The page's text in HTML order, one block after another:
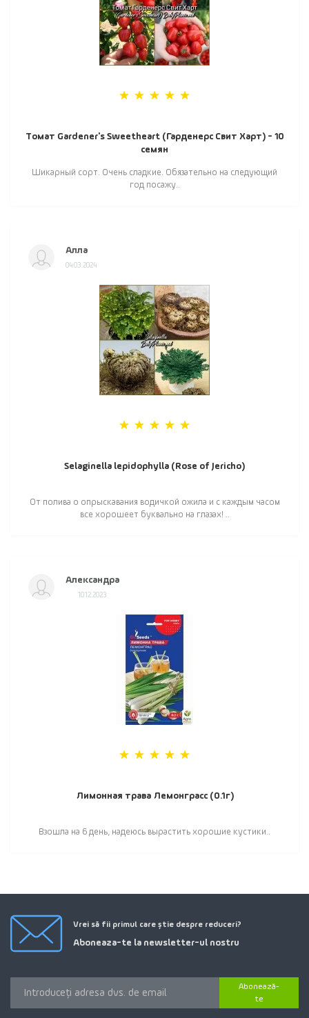
Томат Gardener's Sweetheart (Гарденерс Свит Харт) - 10
семян
Шикарный сорт. Очень сладкие. Обязательно на следующий
год посажу..
Алла
04.03.2024
Selaginella lepidophylla (Rose of Jericho)
От полива о опрыскавания водичкой ожила и с каждым часом
все хорошеет буквально на глазах! ..
Александра
10.12.2023
Лимонная трава Лемонграсс (0.1г)
Взошла на 6 день, надеюсь вырастить хорошие кустики..
Vrei să fii primul care știe despre reduceri?
Aboneaza-te la newsletter-ul nostru
Abonează-
te